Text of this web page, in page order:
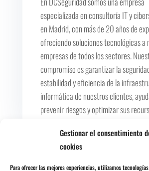
Gestionar el consentimiento
cookies
Para ofrecer las mejores experiencias, utilizamos
especializada en consultoría IT y
en Madrid, con más de 20 años de
ofreciendo soluciones tecnológicas a
empresas de todos los sectores.
compromiso es garantizar la
estabilidad y eficiencia de la
informática de nuestros clientes,
prevenir riesgos y optimizar sus